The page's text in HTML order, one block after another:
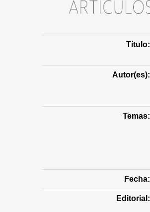
Título:
Autor(es):
Temas:
Fecha:
Editorial: